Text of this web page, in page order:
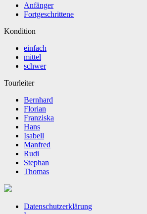
Anfänger
Fortgeschrittene
Kondition
einfach
mittel
schwer
Tourleiter
Bernhard
Florian
Franziska
Hans
Isabell
Manfred
Rudi
Stephan
Thomas
Datenschutzerklärung